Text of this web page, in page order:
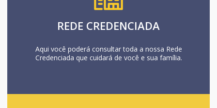
REDE CREDENCIADA
Aqui você poderá consultar toda a nossa Rede
Credenciada que cuidará de você e sua família.